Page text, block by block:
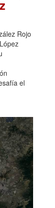
Rojo
el